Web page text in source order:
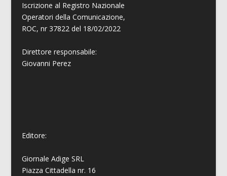
Iscrizione al Registro Nazionale
Operatori della Comunicazione,
ROC, nr 37822 del 18/02/2022
Direttore responsabile:
Giovanni Perez
Editore:
Giornale Adige SRL
Piazza Cittadella nr. 16